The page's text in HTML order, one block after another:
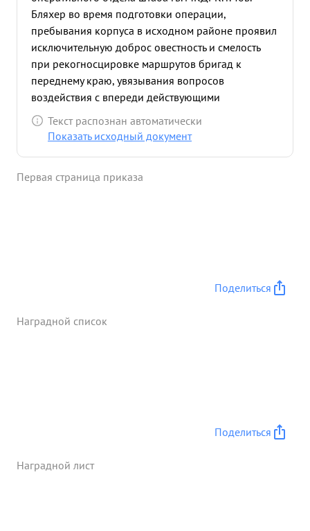
Бляхер во время подготовки операции,
пребывания корпуса в исходном районе проявил
исключительную доброс овестность и смелость
при рекогносцировке маршрутов бригад к
переднему краю, увязывания вопросов
воздействия с впереди действующими
действиями. 2 Во время форсирования котпусом
канала Марцак и овладением городом
порядок, дисциплину и своевременное
Текст распознан автоматически
Показать исходный документ
Первая страница приказа
Поделиться
Наградной список
Поделиться
Наградной лист